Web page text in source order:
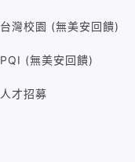
台灣校園 (無美安回饋)
PQI (無美安回饋)
人才招募